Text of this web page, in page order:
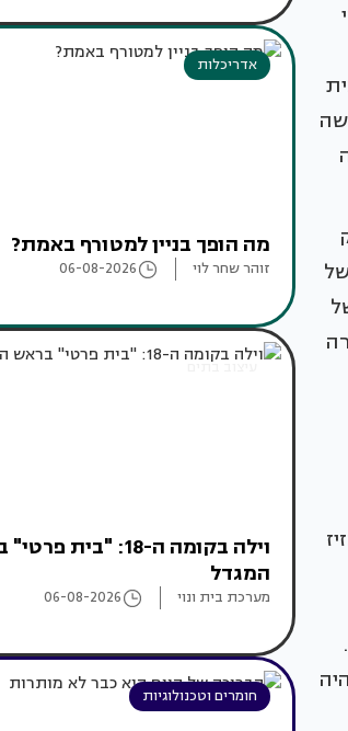
אדריכלות
מה הופך בניין למטורף באמת?
זוהר שחר לוי 06-08-2026
עיצוב בתים
וילה בקומה ה-18: "בית
המגדל
מערכת בית ונוי 06-08-2026
חומרים וטכנולוגיות